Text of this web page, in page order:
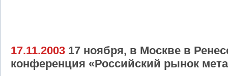
17.11.2003 17 ноября, в Москве в
конференция «Российский рынок